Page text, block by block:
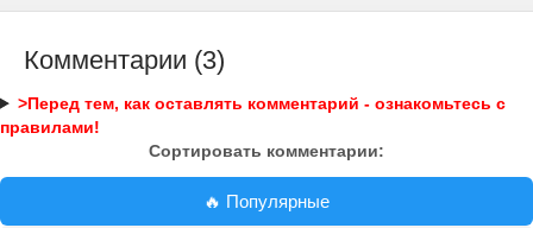
Комментарии (3)
>Перед тем, как оставлять комментарий - ознакомьтесь с
правилами!
Сортировать комментарии:
🔥 Популярные